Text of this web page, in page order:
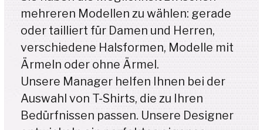
Spinnstoff Schmetterlingsstoff